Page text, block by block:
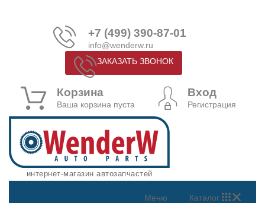
+7 (499) 390-87-01
info@wenderw.ru
ЗАКАЗАТЬ ЗВОНОК
Корзина
Ваша корзина пуста
Вход
Регистрация
интернет-магазин автозапчастей
Каталог
Меню